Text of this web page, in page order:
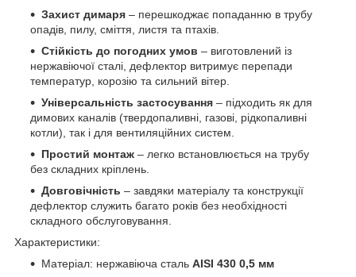
Захист димаря – перешкоджає попаданню в трубу
опадів, пилу, сміття, листя та птахів.
Стійкість до погодних умов – виготовлений із
нержавіючої сталі, дефлектор витримує перепади
температур, корозію та сильний вітер.
Універсальність застосування – підходить як для
димових каналів (твердопаливні, газові, рідкопаливні
котли), так і для вентиляційних систем.
Простий монтаж – легко встановлюється на трубу
без складних кріплень.
Довговічність – завдяки матеріалу та конструкції
дефлектор служить багато років без необхідності
складного обслуговування.
Характеристики:
Матеріал: нержавіюча сталь AISI 430 0,5 мм